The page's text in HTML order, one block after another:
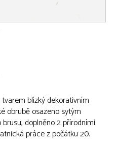
blízký dekorativním
obrubě osazeno sytým
doplněno 2 přírodními
práce z počátku 20.